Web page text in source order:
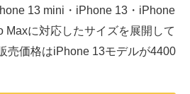
13 mini・iPhone 13・iPhone
Maxに対応したサイズを展開して
売価格はiPhone 13モデルが4400